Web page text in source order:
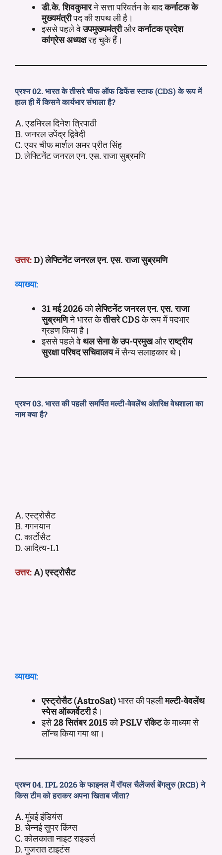
डी.के. शिवकुमारने सत्ता परिवर्तन के बादकर्नाटक के
मुख्यमंत्रीपद की शपथ ली है।
इससे पहले वेउपमुख्यमंत्रीऔरकर्नाटक प्रदेश
कांग्रेस अध्यक्षरह चुके हैं।
प्रश्न 02. भारत के तीसरे चीफ ऑफ डिफेंस स्टाफ (CDS) के रूप में
हाल ही में किसने कार्यभार संभाला है?
A. एडमिरल दिनेश त्रिपाठी
B. जनरल उपेंद्र द्विवेदी
C. एयर चीफ मार्शल अमर प्रीत सिंह
D. लेफ्टिनेंट जनरल एन. एस. राजा सुब्रमणि
उत्तर:D) लेफ्टिनेंट जनरल एन. एस. राजा सुब्रमणि
व्याख्या:
31 मई 2026कोलेफ्टिनेंट जनरल एन. एस. राजा
सुब्रमणिने भारत केतीसरे CDSके रूप में पदभार
ग्रहण किया है।
इससे पहले वेथल सेना के उप-प्रमुखऔरराष्ट्रीय
सुरक्षा परिषद सचिवालयमें सैन्य सलाहकार थे।
प्रश्न 03. भारत की पहली समर्पित मल्टी-वेवलेंथ अंतरिक्ष वेधशाला का
नाम क्या है?
A. एस्ट्रोसैट
B. गगनयान
C. कार्टोसैट
D. आदित्य-L1
उत्तर:A) एस्ट्रोसैट
व्याख्या:
एस्ट्रोसैट (AstroSat)भारत की पहलीमल्टी-वेवलेंथ
स्पेस ऑब्जर्वेटरीहै।
इसे28 सितंबर 2015कोPSLV रॉकेटके माध्यम से
लॉन्च किया गया था।
प्रश्न 04. IPL 2026 के फाइनल में रॉयल चैलेंजर्स बेंगलुरु (RCB) ने
किस टीम को हराकर अपना खिताब जीता?
A. मुंबई इंडियंस
B. चेन्नई सुपर किंग्स
C. कोलकाता नाइट राइडर्स
D. गुजरात टाइटंस